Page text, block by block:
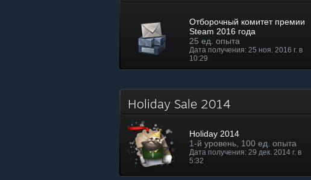
Отборочный комитет премии
Steam 2016 года
25 ед. опыта
Дата получения: 25 ноя. 2016 г. в
10:29
Holiday Sale 2014
Holiday 2014
1-й уровень, 100 ед. опыта
Дата получения: 29 дек. 2014 г. в
5:32